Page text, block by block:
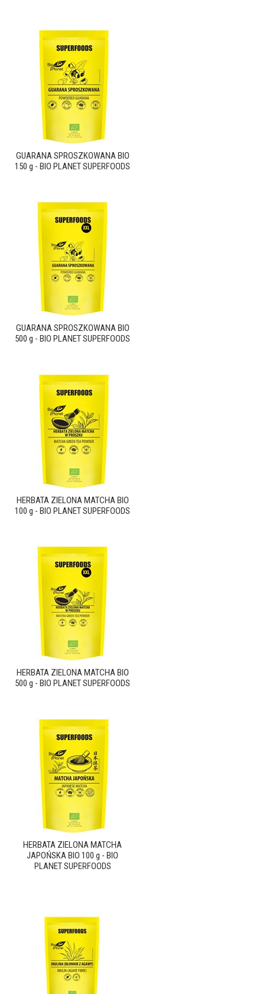
GUARANA SPROSZKOWANA BIO
150 g - BIO PLANET SUPERFOODS
GUARANA SPROSZKOWANA BIO
500 g - BIO PLANET SUPERFOODS
HERBATA ZIELONA MATCHA BIO
100 g - BIO PLANET SUPERFOODS
HERBATA ZIELONA MATCHA BIO
500 g - BIO PLANET SUPERFOODS
HERBATA ZIELONA MATCHA
JAPOŃSKA BIO 100 g - BIO
PLANET SUPERFOODS